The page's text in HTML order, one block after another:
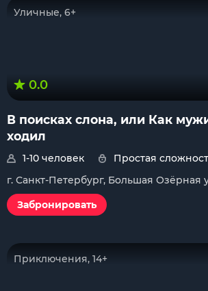
Уличные, 6+
0.0
В поисках слона, или Как
ходил
1-10 человек
Простая
г. Санкт-Петербург, Большая Озёрная
Забронировать
Приключения, 14+